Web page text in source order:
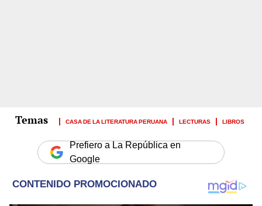
CASA DE LA LITERATURA PERUANA LECTURAS LIBROS
Prefiero a La República en
Google